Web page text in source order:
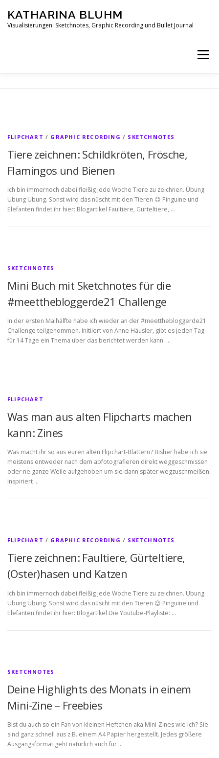
Inhalt
springen
KATHARINA BLUHM
Visualisierungen: Sketchnotes, Graphic Recording und Bullet Journal
Menü
DATENSCHUTZERKLÄRUNG
l
o
g
FLIPCHART / GRAPHIC RECORDING / SKETCHNOTES
Tiere zeichnen: Schildkröten, Frösche,
Flamingos und Bienen
Ich bin immernoch dabei fleißig jede Woche Tiere zu zeichnen. Übung
Übung Übung. Sonst wird das nüscht mit den Tieren 😉 Pinguine und
Elefanten findet ihr hier: Blogartikel Faultiere, Gürteltiere, …
SKETCHNOTES
Mini Buch mit Sketchnotes für die
#meetthebloggerde21 Challenge
In der ersten Maihälfte habe ich wieder an der #meetthebloggerde21
Challenge teilgenommen. Initiiert von Anne Häusler, gibt es jeden Tag
für 14 Tage ein Thema über das berichtet werden kann. …
FLIPCHART
Was man aus alten Flipcharts machen
kann: Zines
Was macht ihr so aus euren alten Flipchart-Blättern? Bisher habe ich sie
meistens entweder nach dem abfotografieren direkt weggeschmissen
oder ne ganze Weile aufgehoben um sie dann später wegzuschmeißen.
Inspiriert …
FLIPCHART / GRAPHIC RECORDING / SKETCHNOTES
Tiere zeichnen: Faultiere, Gürteltiere,
(Oster)hasen und Katzen
Ich bin immernoch dabei fleißig jede Woche Tiere zu zeichnen. Übung
Übung Übung. Sonst wird das nüscht mit den Tieren 😉 Pinguine und
Elefanten findet ihr hier: Blogartikel Die Youtube-Playliste: …
SKETCHNOTES
Deine Highlights des Monats in einem
Mini-Zine – Freebies
Bist du auch so ein Fan von kleinen Heftchen aka Mini-Zines wie ich? Sie
sind ganz schnell aus z.B. einem A4 Papier hergestellt. Jedes größere
Ausgangsformat geht natürlich auch für …